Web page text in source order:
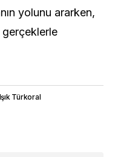
yolunu ararken,
gerçeklerle
Işık Türkoral